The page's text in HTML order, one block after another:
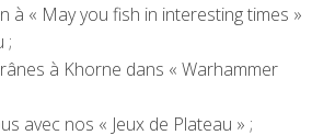
à « May you fish in interesting times »
;
à Khorne dans « Warhammer
avec nos « Jeux de Plateau » ;